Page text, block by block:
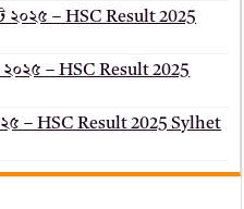
২০২৫ – HSC Result 2025
২০২৫ – HSC Result 2025
– HSC Result 2025 Sylhet